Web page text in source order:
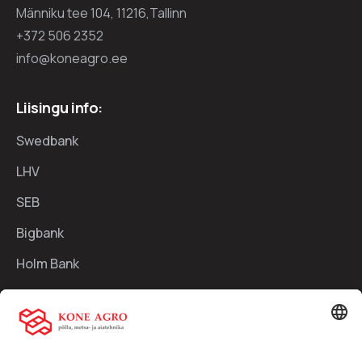
Männiku tee 104, 11216,Tallinn
+372 506 2352
info@koneagro.ee
Liisingu info:
Swedbank
LHV
SEB
Bigbank
Holm Bank
Kiirlingid: